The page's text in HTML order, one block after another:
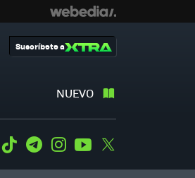
NUEVO
Suscríbete a
WhatsApp
Tiktok TelegramInstagramYoutube